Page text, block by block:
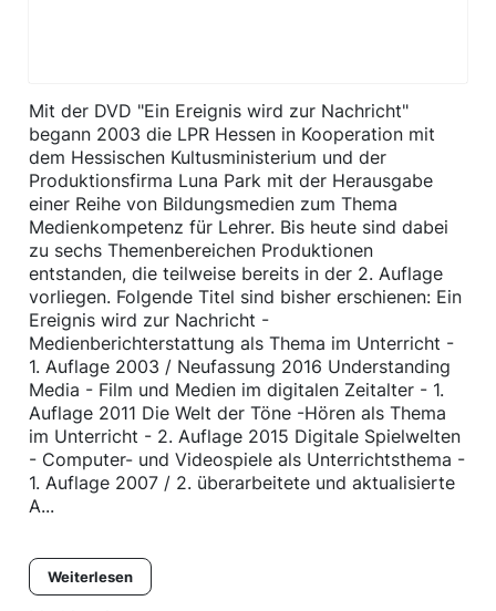
​Mit der DVD "Ein Ereignis wird zur Nachricht"
begann 2003 die LPR Hessen in Kooperation mit
dem Hessischen Kultusministerium und der
Produktionsfirma Luna Park mit der Herausgabe
einer Reihe von Bildungsmedien zum Thema
Medienkompetenz für Lehrer. Bis heute sind dabei
zu sechs Themenbereichen Produktionen
entstanden, die teilweise bereits in der 2. Auflage
vorliegen. Folgende Titel sind bisher erschienen: Ein
Ereignis wird zur Nachricht -
Medienberichterstattung als Thema im Unterricht -
1. Auflage 2003 / Neufassung 2016 Understanding
Media - Film und Medien im digitalen Zeitalter - 1.
Auflage 2011 Die Welt der Töne -Hören als Thema
im Unterricht - 2. Auflage 2015 Digitale Spielwelten
- Computer- und Videospiele als Unterrichtsthema -
1. Auflage 2007 / 2. überarbeitete und aktualisierte
A...
Weiterlesen